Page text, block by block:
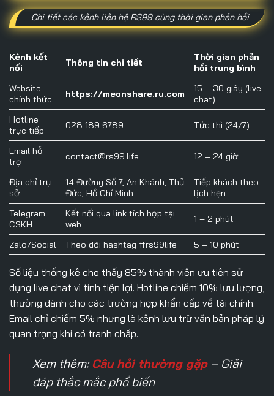
Chi tiết các kênh liên hệ RS99 cùng thời gian phản hồi
Kênh kết
nối
Thông tin chi tiết
Thời gian phản
hồi trung bình
Website
chính thức
https://meonshare.ru.com
15 – 30 giây (live
chat)
Hotline
trực tiếp
028 189 6789 Tức thì (24/7)
Email hỗ
trợ
contact@rs99.life 12 – 24 giờ
Địa chỉ trụ
sở
14 Đường Số 7, An Khánh, Thủ
Đức, Hồ Chí Minh
Tiếp khách theo
lịch hẹn
Telegram
CSKH
Kết nối qua link tích hợp tại
web
1 – 2 phút
Zalo/Social Theo dõi hashtag #rs99life 5 – 10 phút
Số liệu thống kê cho thấy 85% thành viên ưu tiên sử
dụng live chat vì tính tiện lợi. Hotline chiếm 10% lưu lượng,
thường dành cho các trường hợp khẩn cấp về tài chính.
Email chỉ chiếm 5% nhưng là kênh lưu trữ văn bản pháp lý
quan trọng khi có tranh chấp.
Xem thêm: Câu hỏi thường gặp– Giải
đáp thắc mắc phổ biến